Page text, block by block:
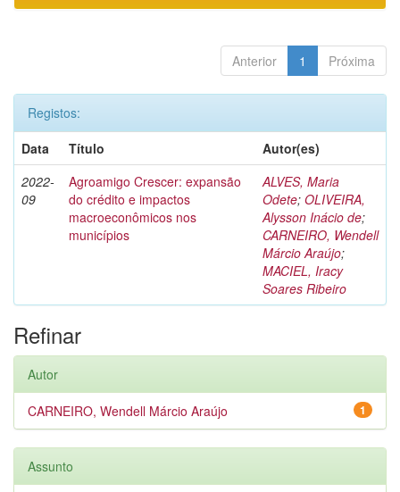
Anterior 1 Próxima
Registos:
Data
Título
Autor(es)
2022-
09
Agroamigo Crescer: expansão
do crédito e impactos
macroeconômicos nos
municípios
ALVES, Maria
Odete; OLIVEIRA,
Alysson Inácio de;
CARNEIRO, Wendell
Márcio Araújo;
MACIEL, Iracy
Soares Ribeiro
Refinar
Autor
1
CARNEIRO, Wendell Márcio Araújo
Assunto